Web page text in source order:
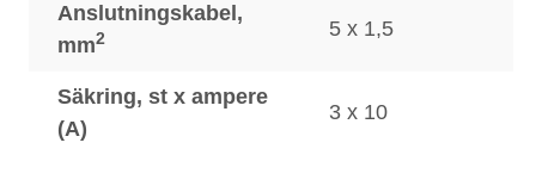
Anslutningskabel,
mm2 5 x 1,5
Säkring, st x ampere
(A)
3 x 10